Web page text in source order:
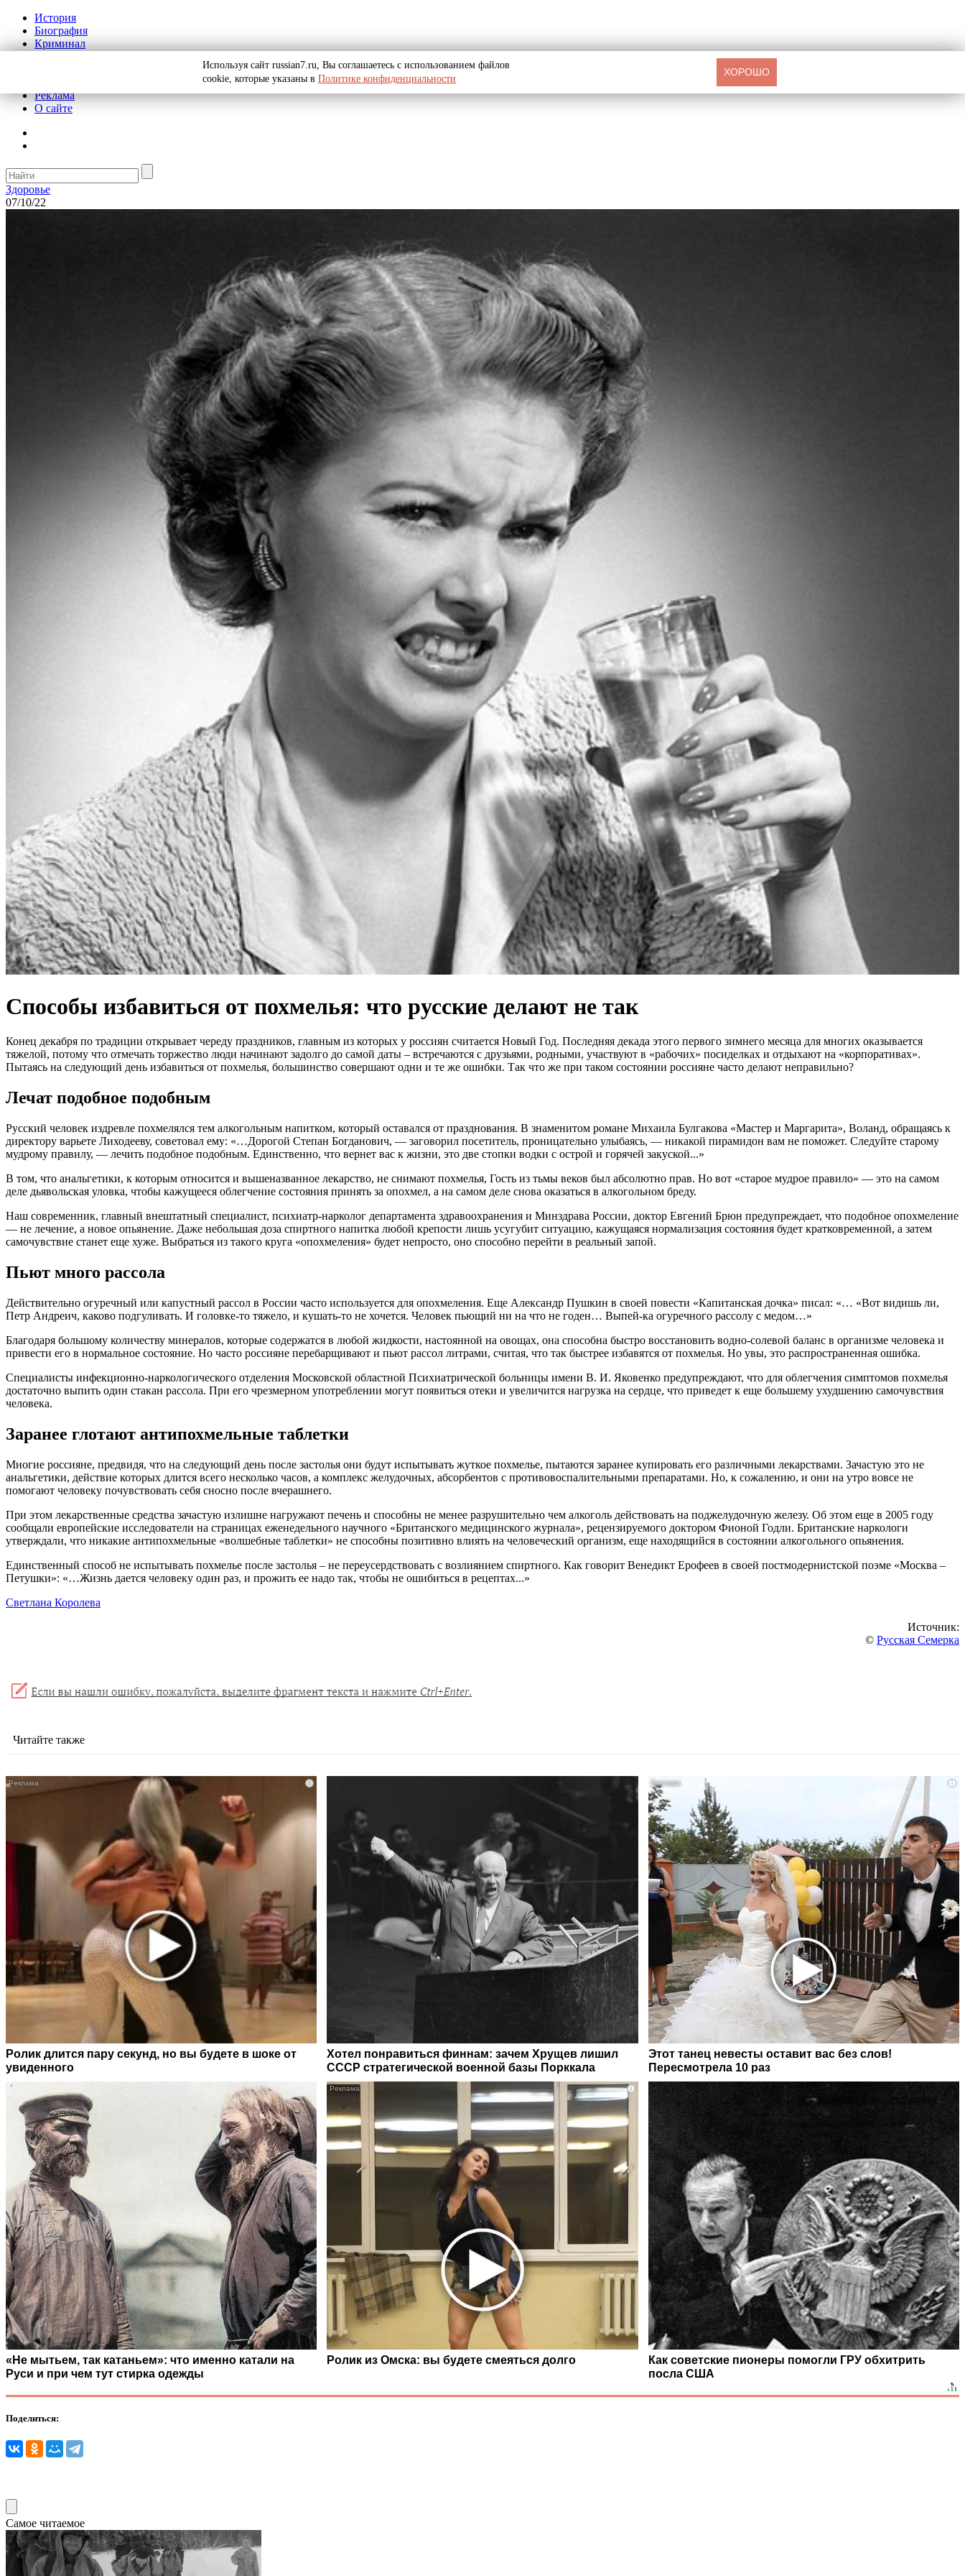
История
Биография
Криминал
Реклама
О сайте
Здоровье
07/10/22
Способы избавиться от похмелья: что русские делают не так
Конец декабря по традиции открывает череду праздников, главным из которых у россиян считается Новый Год. Последняя декада этого первого зимнего месяца для многих оказывается
тяжелой, потому что отмечать торжество люди начинают задолго до самой даты – встречаются с друзьями, родными, участвуют в «рабочих» посиделках и отдыхают на «корпоративах».
Пытаясь на следующий день избавиться от похмелья, большинство совершают одни и те же ошибки. Так что же при таком состоянии россияне часто делают неправильно?
Лечат подобное подобным
Русский человек издревле похмелялся тем алкогольным напитком, который оставался от празднования. В знаменитом романе Михаила Булгакова «Мастер и Маргарита», Воланд, обращаясь к
директору варьете Лиходееву, советовал ему: «…Дорогой Степан Богданович, — заговорил посетитель, проницательно улыбаясь, — никакой пирамидон вам не поможет. Следуйте старому
мудрому правилу, — лечить подобное подобным. Единственно, что вернет вас к жизни, это две стопки водки с острой и горячей закуской...»
В том, что анальгетики, к которым относится и вышеназванное лекарство, не снимают похмелья, Гость из тьмы веков был абсолютно прав. Но вот «старое мудрое правило» — это на самом
деле дьявольская уловка, чтобы кажущееся облегчение состояния принять за опохмел, а на самом деле снова оказаться в алкогольном бреду.
Наш современник, главный внештатный специалист, психиатр-нарколог департамента здравоохранения и Минздрава России, доктор Евгений Брюн предупреждает, что подобное опохмеление
— не лечение, а новое опьянение. Даже небольшая доза спиртного напитка любой крепости лишь усугубит ситуацию, кажущаяся нормализация состояния будет кратковременной, а затем
самочувствие станет еще хуже. Выбраться из такого круга «опохмеления» будет непросто, оно способно перейти в реальный запой.
Пьют много рассола
Действительно огуречный или капустный рассол в России часто используется для опохмеления. Еще Александр Пушкин в своей повести «Капитанская дочка» писал: «… «Вот видишь ли,
Петр Андреич, каково подгуливать. И головке-то тяжело, и кушать-то не хочется. Человек пьющий ни на что не годен… Выпей-ка огуречного рассолу с медом…»
Благодаря большому количеству минералов, которые содержатся в любой жидкости, настоянной на овощах, она способна быстро восстановить водно-солевой баланс в организме человека и
привести его в нормальное состояние. Но часто россияне перебарщивают и пьют рассол литрами, считая, что так быстрее избавятся от похмелья. Но увы, это распространенная ошибка.
Специалисты инфекционно-наркологического отделения Московской областной Психиатрической больницы имени В. И. Яковенко предупреждают, что для облегчения симптомов похмелья
достаточно выпить один стакан рассола. При его чрезмерном употреблении могут появиться отеки и увеличится нагрузка на сердце, что приведет к еще большему ухудшению самочувствия
человека.
Заранее глотают антипохмельные таблетки
Многие россияне, предвидя, что на следующий день после застолья они будут испытывать жуткое похмелье, пытаются заранее купировать его различными лекарствами. Зачастую это не
анальгетики, действие которых длится всего несколько часов, а комплекс желудочных, абсорбентов с противовоспалительными препаратами. Но, к сожалению, и они на утро вовсе не
помогают человеку почувствовать себя сносно после вчерашнего.
При этом лекарственные средства зачастую излишне нагружают печень и способны не менее разрушительно чем алкоголь действовать на поджелудочную железу. Об этом еще в 2005 году
сообщали европейские исследователи на страницах еженедельного научного «Британского медицинского журнала», рецензируемого доктором Фионой Годли. Британские наркологи
утверждали, что никакие антипохмельные «волшебные таблетки» не способны позитивно влиять на человеческий организм, еще находящийся в состоянии алкогольного опьянения.
Единственный способ не испытывать похмелье после застолья – не переусердствовать с возлиянием спиртного. Как говорит Венедикт Ерофеев в своей постмодернистской поэме «Москва –
Петушки»: «…Жизнь дается человеку один раз, и прожить ее надо так, чтобы не ошибиться в рецептах...»
Светлана Королева
Источник:
© Русская Семерка
Читайте также
i
Ролик длится пару секунд, но вы будете в шоке от
увиденного
Хотел понравиться финнам: зачем Хрущев лишил
СССР стратегической военной базы Порккала
i
Этот танец невесты оставит вас без слов!
Пересмотрела 10 раз
«Не мытьем, так катаньем»: что именно катали на
Руси и при чем тут стирка одежды
i
Ролик из Омска: вы будете смеяться долго
Как советские пионеры помогли ГРУ обхитрить
посла США
Поделиться:
Самое читаемое
Используя сайт russian7.ru, Вы соглашаетесь с использованием файлов
cookie, которые указаны в Политике конфиденциальности
ХОРОШО